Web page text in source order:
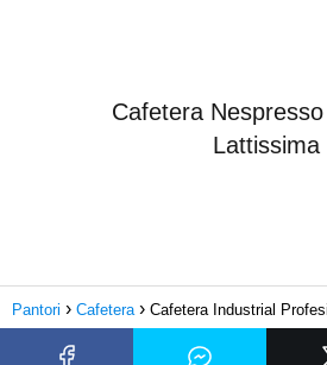
Cafetera
Lattissima
Pantori Cafetera Cafetera Industrial